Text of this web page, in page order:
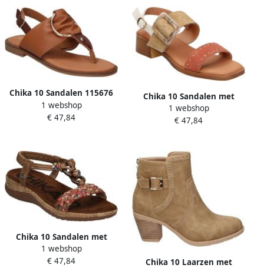
Chika 10 Sandalen 115676
1 webshop
€ 47,84
Chika 10 Sandalen met
hakken 115678
1 webshop
€ 47,84
Chika 10 Sandalen met
sleehak 115674
1 webshop
€ 47,84
Chika 10 Laarzen met